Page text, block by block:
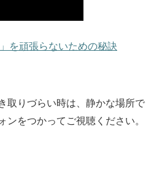
を頑張らないための秘訣
りづらい時は、静かな場所で
ンをつかってご視聴ください。